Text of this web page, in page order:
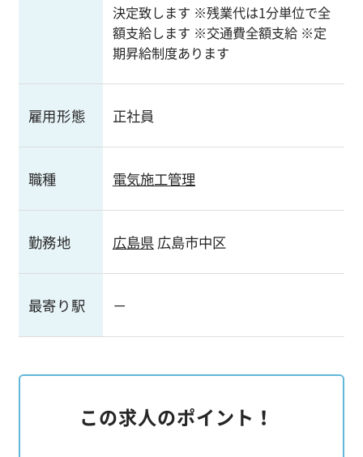
決定致します ※残業代は1分単位で全
額支給します ※交通費全額支給 ※定
期昇給制度あります
雇用形態 正社員
職種 電気施工管理
勤務地 広島県広島市中区
最寄り駅 －
この求人のポイント！